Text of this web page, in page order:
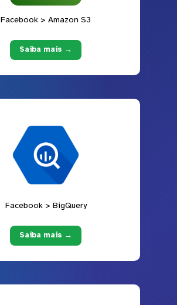
Facebook > Amazon S3
Saiba mais →
Facebook > BigQuery
Saiba mais →